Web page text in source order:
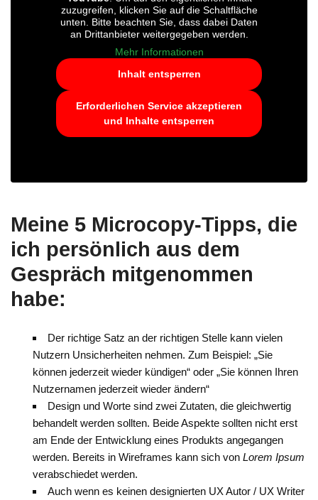
zuzugreifen, klicken Sie auf die Schaltfläche
unten. Bitte beachten Sie, dass dabei Daten
an Drittanbieter weitergegeben werden.
Mehr Informationen
Inhalt entsperren
Erforderlichen Service akzeptieren
und Inhalte entsperren
Meine 5 Microcopy-Tipps, die
ich persönlich aus dem
Gespräch mitgenommen
habe:
Der richtige Satz an der richtigen Stelle kann vielen
Nutzern Unsicherheiten nehmen. Zum Beispiel: „Sie
können jederzeit wieder kündigen“ oder „Sie können Ihren
Nutzernamen jederzeit wieder ändern“
Design und Worte sind zwei Zutaten, die gleichwertig
behandelt werden sollten. Beide Aspekte sollten nicht erst
am Ende der Entwicklung eines Produkts angegangen
werden. Bereits in Wireframes kann sich von Lorem Ipsum
verabschiedet werden.
Auch wenn es keinen designierten UX Autor / UX Writer